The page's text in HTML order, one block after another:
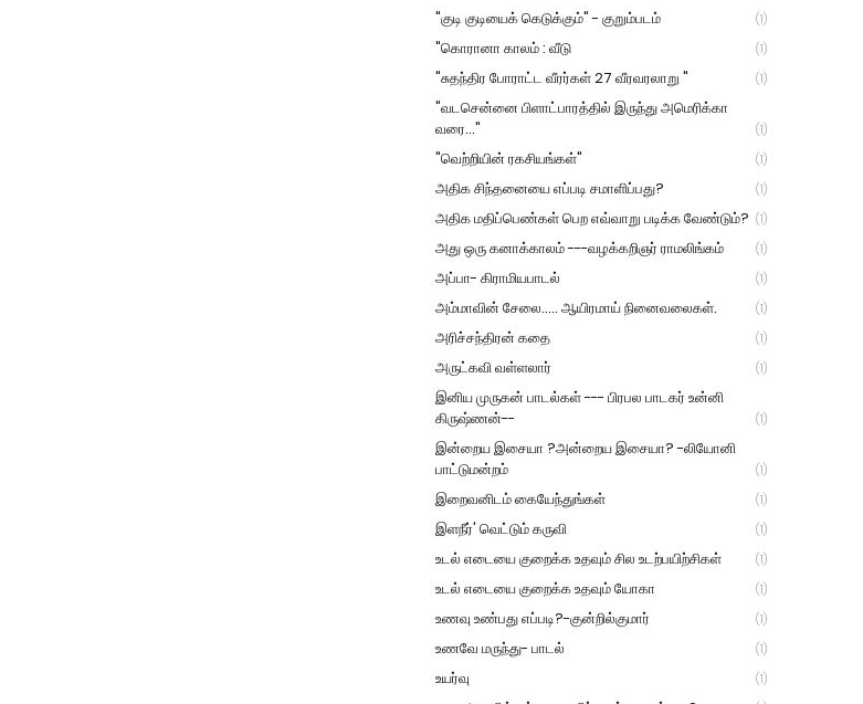
"குடி குடியைக் கெடுக்கும்" - குறும்படம் (1)
"கொரானா காலம் : வீடு (1)
"சுதந்திர போராட்ட வீரர்கள் 27 வீரவரலாறு " (1)
"வடசென்னை பிளாட்பாரத்தில் இருந்து அமெரிக்கா
வரை..."
(1)
"வெற்றியின் ரகசியங்கள்" (1)
அதிக சிந்தனையை எப்படி சமாளிப்பது? (1)
அதிக மதிப்பெண்கள் பெற எவ்வாறு படிக்க வேண்டும்? (1)
அது ஒரு கனாக்காலம் ---வழக்கறிஞர் ராமலிங்கம் (1)
அப்பா- கிராமியபாடல் (1)
அம்மாவின் சேலை..... ஆயிரமாய் நினைவலைகள். (1)
அரிச்சந்திரன் கதை (1)
அருட்கவி வள்ளலார் (1)
இனிய முருகன் பாடல்கள் --- பிரபல பாடகர் உன்னி
கிருஷ்ணன்--
(1)
இன்றைய இசையா ?அன்றைய இசையா? -லியோனி
பாட்டுமன்றம்
(1)
இறைவனிடம் கையேந்துங்கள் (1)
இளநீர்' வெட்டும் கருவி (1)
உடல் எடையை குறைக்க உதவும் சில உடற்பயிற்சிகள் (1)
உடல் எடையை குறைக்க உதவும் யோகா (1)
உணவு உண்பது எப்படி?-குன்றில்குமார் (1)
உணவே மருந்து- பாடல் (1)
உயர்வு (1)